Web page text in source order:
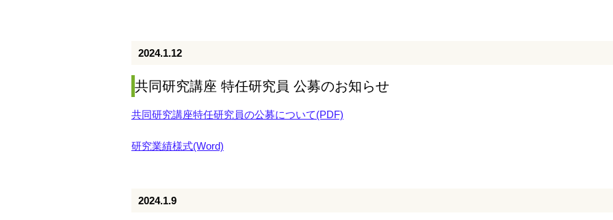
2024.1.12
共同研究講座 特任研究員 公募のお知らせ
共同研究講座特任研究員の公募について(PDF)
研究業績様式(Word)
2024.1.9